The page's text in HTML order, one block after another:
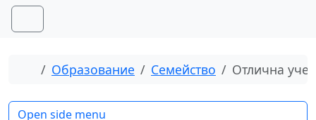
Skip to content
Skip to footer
Menu
Home
Образование Семейство Отлична
Open side menu